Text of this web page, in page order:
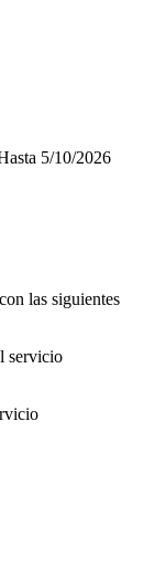
5/10/2026
las siguientes
servicio